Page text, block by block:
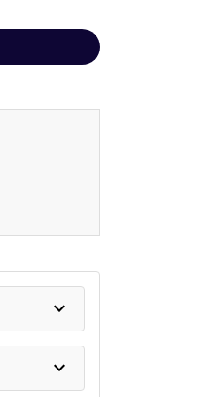
expand_more
expand_more